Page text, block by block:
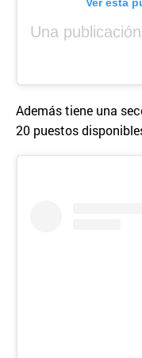
Además tiene una
20 puestos